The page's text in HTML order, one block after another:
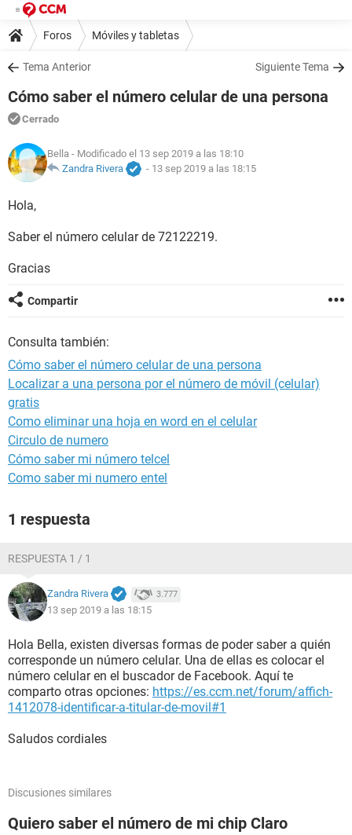
Foros Móviles y tabletas
Tema Anterior Siguiente Tema
Cómo saber el número celular de una persona
Cerrado
Bella - Modificado el 13 sep 2019 a las 18:10
Zandra Rivera
- 13 sep 2019 a las 18:15
Hola,
Saber el número celular de 72122219.
Gracias
Compartir
Consulta también:
Cómo saber el número celular de una persona
Localizar a una persona por el número de móvil (celular)
gratis
Como eliminar una hoja en word en el celular
Circulo de numero
Cómo saber mi número telcel
Como saber mi numero entel
1 respuesta
RESPUESTA 1 / 1
Zandra Rivera 3.777
13 sep 2019 a las 18:15
Hola Bella, existen diversas formas de poder saber a quién
corresponde un número celular. Una de ellas es colocar el
número celular en el buscador de Facebook. Aquí te
comparto otras opciones: https://es.ccm.net/forum/affich-
1412078-identificar-a-titular-de-movil#1
Saludos cordiales
Discusiones similares
Quiero saber el número de mi chip Claro